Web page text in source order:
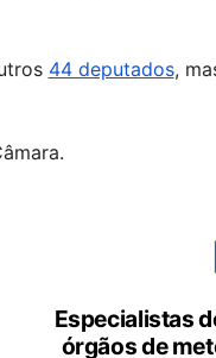
44 deputados,
Especialistas
órgãos de